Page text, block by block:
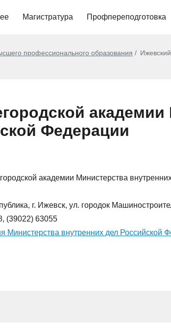
Магистратура Профпереподготовка
профессионального образования
академии
Федерации
академии Министерства
г. Ижевск, ул. городок
(39022) 63055
Министерства внутренних дел Российской